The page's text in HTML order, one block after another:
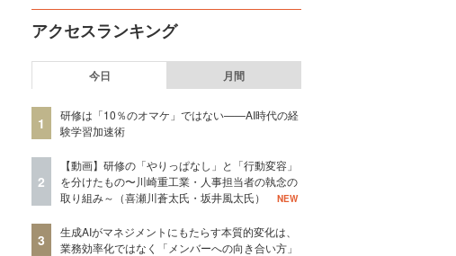
アクセスランキング
今日 月間
1
研修は「10％のオマケ」ではない——AI時代の経
験学習加速術
2
【動画】研修の「やりっぱなし」と「行動変容」
を分けたもの〜川崎重工業・人事担当者の執念の
取り組み～（喜瀬川蒼太氏・坂井風太氏）
NEW
3
生成AIがマネジメントにもたらす本質的変化は、
業務効率化ではなく「メンバーへの向き合い方」